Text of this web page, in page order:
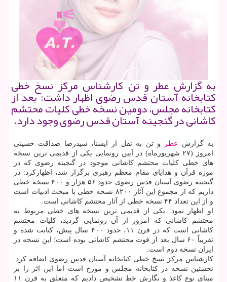
به گزارش عطر و تن كارشناس مركز نسخ خطی
كتابخانه آستان قدس رضوی اظهار داشت: بعد از
كتابخانه مجلس، دومین نسخه خطی كلیات محتشم
كاشانی در گنجینه آستان قدس رضوی وجود دارد.
به گزارش عطر
و تن به نقل از ایسنا، سیدرضا صداقت حسینی
امروز (۲۷ شهریورماه) در آیین رونمایی یكی از قدیمی ترین نسخه
های خطی كلیات محتشم كاشانی موجود در گنجینه رضوی كه در
موزه قرآن و هدایای مقام معظم رهبری برگزار شد، اظهاركرد: در
گنجینه رضوی آستان قدس رضوی حدود ۵۶ هزار و ۴۰۰ نسخه خطی
داریم كه از مجموع این آثار ۸۲۰۰ نسخه خطی با مبحث ادبیات است
و از این تعداد ۴۴ نسخه خطی از آثار محتشم كاشانی است.
او اظهار نمود: یكی از قدیمی ترین نسخه های خطی مربوط به
محتشم كاشانی كه امروز از آن رونمایی گردید، كلیات محتشم
كاشانی است كه در قرن ۱۱، حدود ۴۰۰ سال پیش، كتابت شده و
تقریباً ۶۰ سال بعد از فوت محتشم كاشانی بوده است؛ این نسخه در
ایران نسخه دوم است.
كارشناس مركز نسخ خطی كتابخانه آستان قدس رضوی اضافه كرد:
نخستین نسخه در كتابخانه مجلس و مورخ است اما این اثر را بر
مبنای نوع كاغذ و نگارش خط تشخیص دادیم كه متعلق به قرن ۱۱